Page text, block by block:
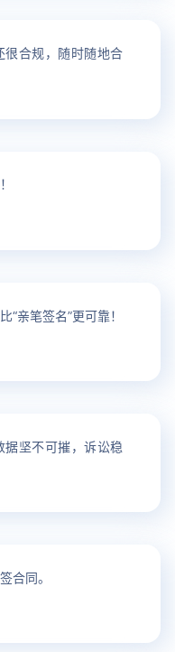
很合规，随时随地合
“亲笔签名”更可靠！
坚不可摧，诉讼稳
合同。